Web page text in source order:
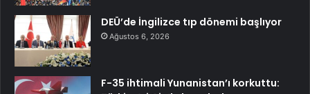
DEÜ’de İngilizce tıp dönemi başlıyor
Ağustos 6, 2026
F-35 ihtimali Yunanistan’ı korkuttu: